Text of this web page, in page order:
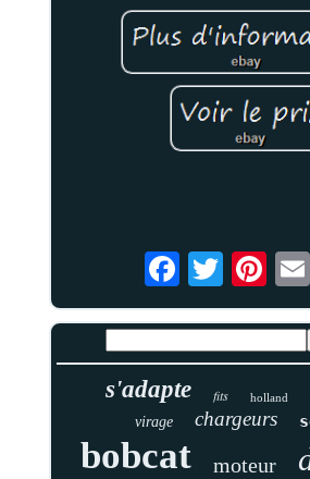
s'adapte fits holland
virage chargeurs
bobcat moteur